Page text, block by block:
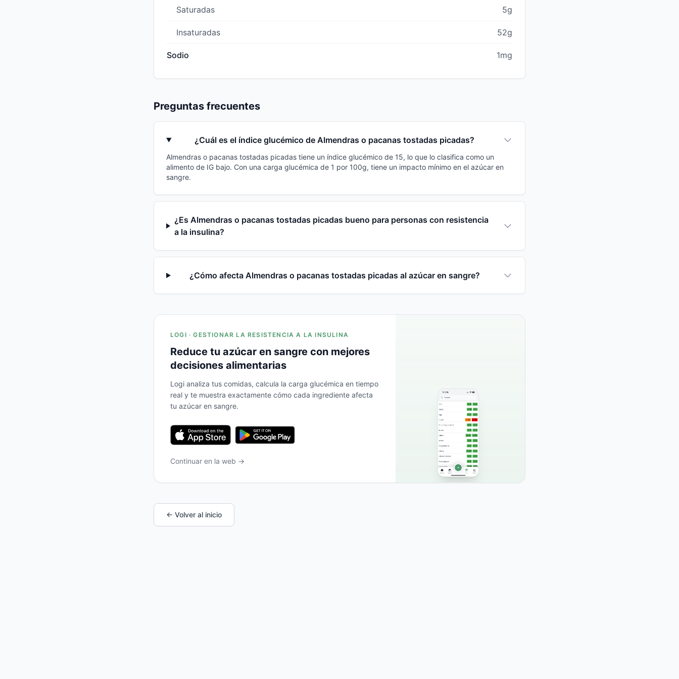
Saturadas 5g
Insaturadas 52g
Sodio 1mg
Preguntas frecuentes
¿Cuál es el índice glucémico de Almendras o pacanas tostadas picadas?
Almendras o pacanas tostadas picadas tiene un índice glucémico de 15, lo que lo clasifica como un
alimento de IG bajo. Con una carga glucémica de 1 por 100g, tiene un impacto mínimo en el azúcar en
sangre.
¿Es Almendras o pacanas tostadas picadas bueno para personas con resistencia
a la insulina?
¿Cómo afecta Almendras o pacanas tostadas picadas al azúcar en sangre?
LOGI · GESTIONAR LA RESISTENCIA A LA INSULINA
Reduce tu azúcar en sangre con mejores
decisiones alimentarias
Logi analiza tus comidas, calcula la carga glucémica en tiempo
real y te muestra exactamente cómo cada ingrediente afecta
tu azúcar en sangre.
Continuar en la web →
← Volver al inicio